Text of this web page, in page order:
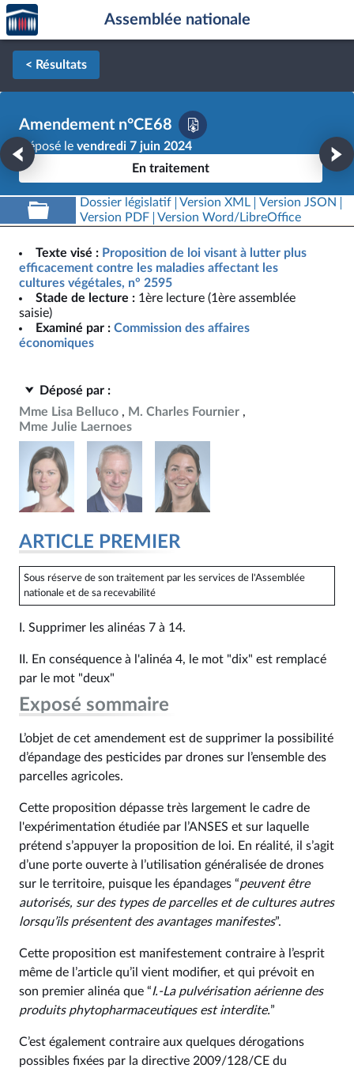
Aller au contenu
Aller en bas de la page
Accèder
à la
page
d'accueil
Assemblée nationale
< Résultats
Amendement n°CE68
Déposé le vendredi 7 juin 2024
En traitement
Dossier législatif Version XML
Version JSON
Version PDF
Version Word/LibreOffice
Texte visé : Proposition de loi visant à lutter plus
efficacement contre les maladies affectant les
cultures végétales, n° 2595
Stade de lecture : 1ère lecture (1ère assemblée
saisie)
Examiné par : Commission des affaires
économiques
Déposé par :
Mme Lisa Belluco
M. Charles Fournier
Mme Julie Laernoes
ARTICLE PREMIER
Sous réserve de son traitement par les services de l'Assemblée
nationale et de sa recevabilité
I. Supprimer les alinéas 7 à 14.
II. En conséquence à l'alinéa 4, le mot "dix" est remplacé
par le mot "deux"
Exposé sommaire
L’objet de cet amendement est de supprimer la possibilité
d’épandage des pesticides par drones sur l’ensemble des
parcelles agricoles.
Cette proposition dépasse très largement le cadre de
l'expérimentation étudiée par l’ANSES et sur laquelle
prétend s’appuyer la proposition de loi. En réalité, il s’agit
d’une porte ouverte à l’utilisation généralisée de drones
sur le territoire, puisque les épandages “peuvent être
autorisés, sur des types de parcelles et de cultures autres
lorsqu’ils présentent des avantages manifestes”.
Cette proposition est manifestement contraire à l’esprit
même de l’article qu’il vient modifier, et qui prévoit en
son premier alinéa que “I.-La pulvérisation aérienne des
produits phytopharmaceutiques est interdite.”
C’est également contraire aux quelques dérogations
possibles fixées par la directive 2009/128/CE du